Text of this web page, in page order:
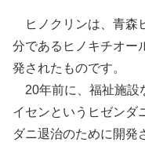
ヒノクリンは、青森
分であるヒノキチオー
発されたものです。
20年前に、福祉施設
イセンというヒゼンダ
ダニ退治のために開発